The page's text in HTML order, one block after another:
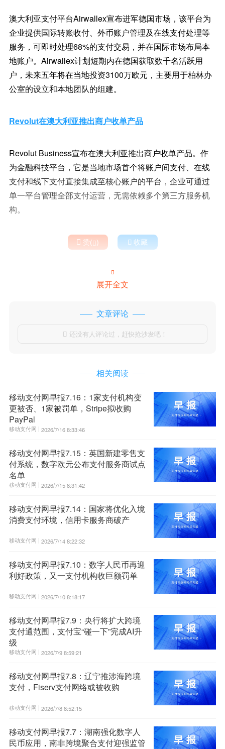
澳大利亚支付平台Airwallex宣布进军德国市场，该平台为
企业提供国际转账收付、外币账户管理及在线支付处理等
服务，可即时处理68%的支付交易，并在国际市场布局本
地账户。Airwallex计划短期内在德国获取数千名活跃用
户，未来五年将在当地投资3100万欧元，主要用于柏林办
公室的设立和本地团队的组建。
Revolut在澳大利亚推出商户收单产品
Revolut Business宣布在澳大利亚推出商户收单产品。作
为金融科技平台，它是当地市场首个将账户间支付、在线
支付和线下支付直接集成至核心账户的平台，企业可通过
单一平台管理全部支付运营，无需依赖多个第三方服务机
构。
 赞()  收藏

展开全文
文章评论
 还没有人评论过，赶快抢沙发吧！
相关阅读
移动支付网早报7.16：1家支付机构变
更被否、1家被罚单，Stripe拟收购
PayPal
移动支付网 | 2026/7/16 8:33:46
移动支付网早报7.15：英国新建零售支
付系统，数字欧元公布支付服务商试点
名单
移动支付网 | 2026/7/15 8:31:42
移动支付网早报7.14：国家将优化入境
消费支付环境，信用卡服务商破产
移动支付网 | 2026/7/14 8:22:32
移动支付网早报7.10：数字人民币再迎
利好政策，又一支付机构收巨额罚单
移动支付网 | 2026/7/10 8:18:17
移动支付网早报7.9：央行将扩大跨境
支付通范围，支付宝“碰一下”完成AI升
级
移动支付网 | 2026/7/9 8:59:21
移动支付网早报7.8：辽宁推涉海跨境
支付，Fiserv支付网络或被收购
移动支付网 | 2026/7/8 8:52:15
移动支付网早报7.7：湖南强化数字人
民币应用，南非跨境聚合支付迎强监管